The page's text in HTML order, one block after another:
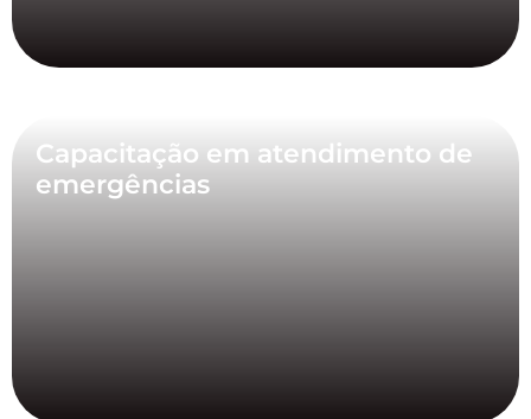
Capacitação em atendimento de
emergências